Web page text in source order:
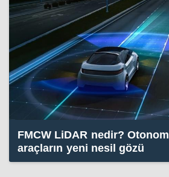
FMCW LiDAR nedir? Otonom
araçların yeni nesil gözü